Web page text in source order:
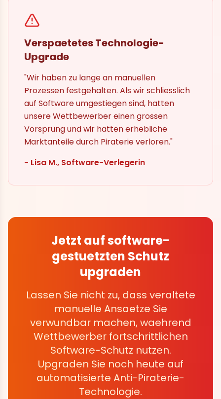
Verspaetetes Technologie-
Upgrade
"Wir haben zu lange an manuellen
Prozessen festgehalten. Als wir schliesslich
auf Software umgestiegen sind, hatten
unsere Wettbewerber einen grossen
Vorsprung und wir hatten erhebliche
Marktanteile durch Piraterie verloren."
- Lisa M., Software-Verlegerin
Jetzt auf software-
gestuetzten Schutz
upgraden
Lassen Sie nicht zu, dass veraltete
manuelle Ansaetze Sie
verwundbar machen, waehrend
Wettbewerber fortschrittlichen
Software-Schutz nutzen.
Upgraden Sie noch heute auf
automatisierte Anti-Piraterie-
Technologie.